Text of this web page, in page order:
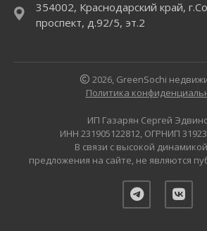
354002, Краснодарский край,
проспект, д.92/5, эт.2
2026, GreenSochi
Политика
ИП Газарян Сергей
ИНН 231905122812, ОГРНИП
В связи с высокой
предложения на сайте, не являются